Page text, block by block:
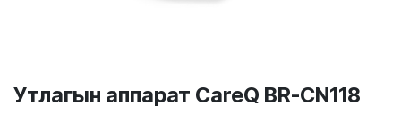
Утлагын аппарат CareQ BR-CN118